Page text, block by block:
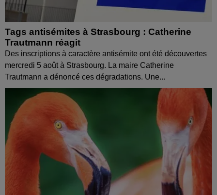
Tags antisémites à Strasbourg : Catherine
Trautmann réagit
Des inscriptions à caractère antisémite ont été découvertes
mercredi 5 août à Strasbourg. La maire Catherine
Trautmann a dénoncé ces dégradations. Une...